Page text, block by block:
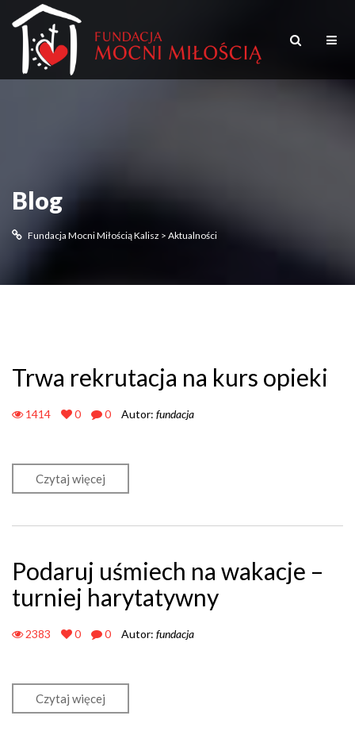
Blog
Fundacja Mocni Miłością Kalisz > Aktualności
Trwa rekrutacja na kurs opieki
1414 0 0 Autor: fundacja
Czytaj więcej
Podaruj uśmiech na wakacje –
turniej harytatywny
2383 0 0 Autor: fundacja
Czytaj więcej